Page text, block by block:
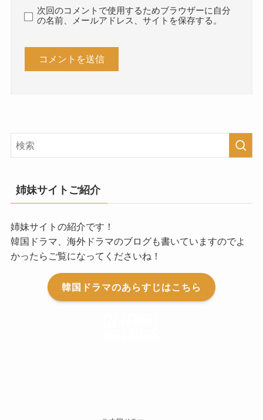
次回のコメントで使用するためブラウザーに自分
の名前、メールアドレス、サイトを保存する。
姉妹サイトご紹介
姉妹サイトの紹介です！
韓国ドラマ、海外ドラマのブログも書いていますのでよ
かったらご覧になってくださいね！
韓国ドラマのあらすじはこちら